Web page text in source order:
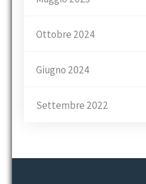
Ottobre 2024
Giugno 2024
Settembre 2022